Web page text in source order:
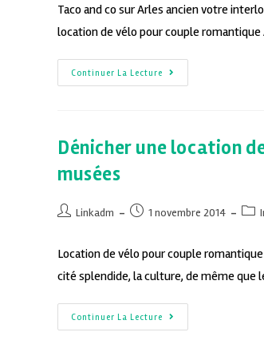
Taco and co sur Arles ancien votre
location de vélo pour couple
Continuer La Lecture
Dénicher une location
musées
Linkadm 1 novembre 2014
Location de vélo pour couple
cité splendide, la culture, de même que
Continuer La Lecture